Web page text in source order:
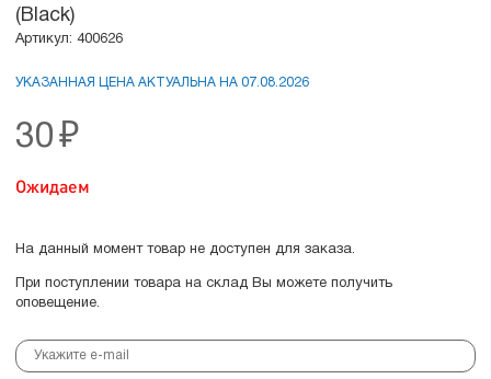
(Black)
Артикул: 400626
УКАЗАННАЯ ЦЕНА АКТУАЛЬНА НА 07.08.2026
30 ₽
Ожидаем
На данный момент товар не доступен для заказа.
При поступлении товара на склад Вы можете получить
оповещение.